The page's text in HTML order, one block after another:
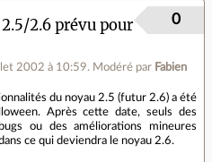
2.6 prévu pour
2002 à 10:59. Modéré par Fabien
0
du noyau 2.5 (futur 2.6) a été
Après cette date, seuls des
ou des améliorations mineures
ce qui deviendra le noyau 2.6.